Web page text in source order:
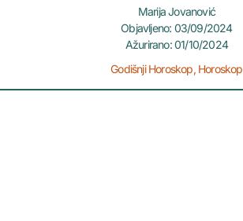
Marija Jovanović
Objavljeno: 03/09/2024
Ažurirano: 01/10/2024
Godišnji Horoskop, Horoskop